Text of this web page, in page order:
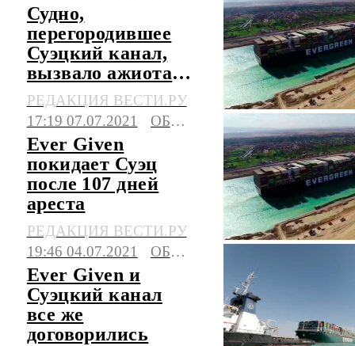
Судно,
перегородившее
Суэцкий канал,
вызвало ажиотаж
в Роттердаме
РЕДАКЦИЯ ВЕСТИ.РУ
17:19 07.07.2021
ОБЩЕСТВО
Ever Given
покидает Суэц
после 107 дней
ареста
РЕДАКЦИЯ ВЕСТИ.РУ
19:46 04.07.2021
ОБЩЕСТВО
Ever Given и
Суэцкий канал
все же
договорились